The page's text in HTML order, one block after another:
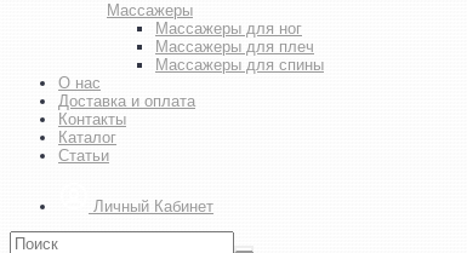
Массажеры
Массажеры для ног
Массажеры для плеч
Массажеры для спины
О нас
Доставка и оплата
Контакты
Каталог
Статьи
Личный Кабинет